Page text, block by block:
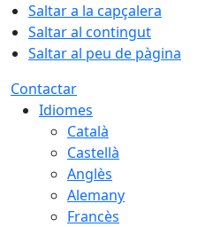
Saltar a la capçalera
Saltar al contingut
Saltar al peu de pàgina
Contactar
Idiomes
Català
Castellà
Anglès
Alemany
Francès